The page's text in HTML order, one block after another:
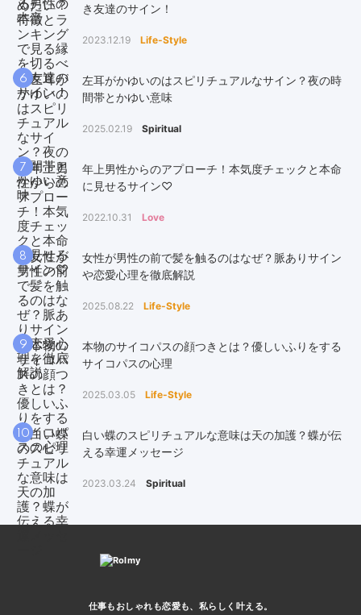
き友達のサイン！
2023.12.19 Life-Style
6
左耳がかゆいのはスピリチュアルなサイン？夜の時
間帯とかゆい意味
2025.02.19 Spiritual
7
年上男性からのアプローチ！本気度チェックと本命
に見せるサイン♡
2022.10.31 Love
8
女性が男性の前で髪を触るのはなぜ？脈ありサイン
や恋愛心理を徹底解説
2025.08.22 Life-Style
9
本物のサイコパスの顔つきとは？優しいふりをする
サイコパスの心理
2025.03.05 Life-Style
10
白い蝶のスピリチュアルな意味は天の加護？蝶が伝
える幸運メッセージ
2023.03.24 Spiritual
仕事もおしゃれも恋愛も、 私らしく叶える。